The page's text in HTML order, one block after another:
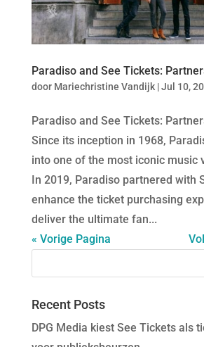
Paradiso and See Tickets:
door Mariechristine Vandijk|Jul 10,
Paradiso and See Tickets:
Since its inception in 1968,
into one of the most iconic music
In 2019, Paradiso partnered with
enhance the ticket purchasing
deliver the ultimate fan...
« Vorige Pagina
Recent Posts
DPG Media kiest See Tickets als